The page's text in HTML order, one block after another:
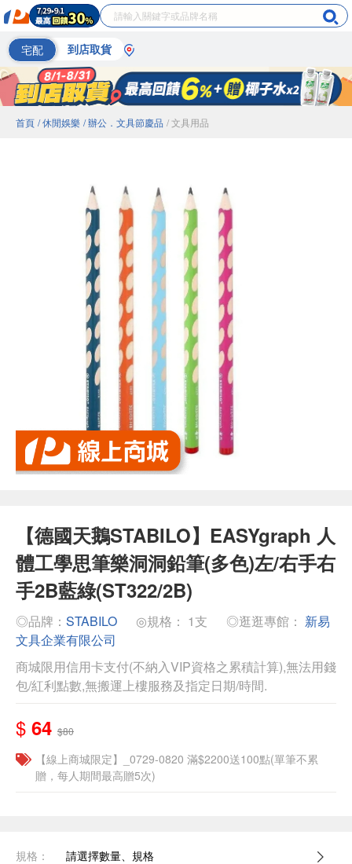
宅配 到店取貨
首頁 / 休閒娛樂 / 辦公．文具節慶品 / 文具用品
【德國天鵝STABILO】EASYgraph 人
體工學思筆樂洞洞鉛筆(多色)左/右手右
手2B藍綠(ST322/2B)
◎品牌： STABILO ◎規格： 1支 ◎逛逛專館： 新易
文具企業有限公司
商城限用信用卡支付(不納入VIP資格之累積計算),無法用錢
包/紅利點數,無搬運上樓服務及指定日期/時間.
$ 64 $80
【線上商城限定】_0729-0820 滿$2200送100點(單筆不累
贈，每人期間最高贈5次)
規格： 請選擇數量、規格